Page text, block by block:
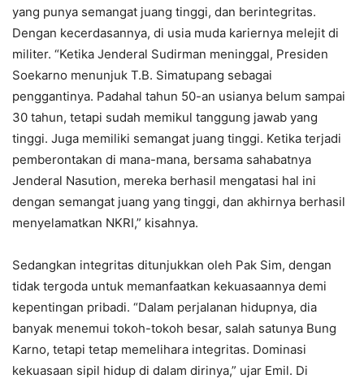
yang punya semangat juang tinggi, dan berintegritas.
Dengan kecerdasannya, di usia muda kariernya melejit di
militer. “Ketika Jenderal Sudirman meninggal, Presiden
Soekarno menunjuk T.B. Simatupang sebagai
penggantinya. Padahal tahun 50-an usianya belum sampai
30 tahun, tetapi sudah memikul tanggung jawab yang
tinggi. Juga memiliki semangat juang tinggi. Ketika terjadi
pemberontakan di mana-mana, bersama sahabatnya
Jenderal Nasution, mereka berhasil mengatasi hal ini
dengan semangat juang yang tinggi, dan akhirnya berhasil
menyelamatkan NKRI,” kisahnya.
Sedangkan integritas ditunjukkan oleh Pak Sim, dengan
tidak tergoda untuk memanfaatkan kekuasaannya demi
kepentingan pribadi. “Dalam perjalanan hidupnya, dia
banyak menemui tokoh-tokoh besar, salah satunya Bung
Karno, tetapi tetap memelihara integritas. Dominasi
kekuasaan sipil hidup di dalam dirinya,” ujar Emil. Di